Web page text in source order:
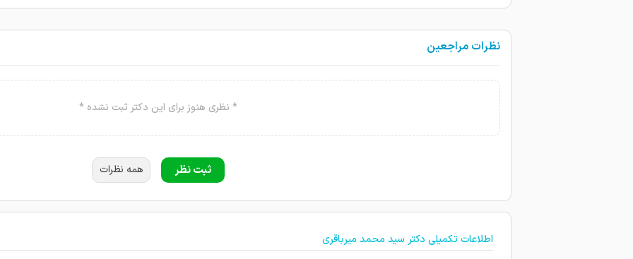
نظرات مراجعین
* نظری هنوز برای این دکتر ثبت نشده *
ثبت نظر همه نظرات
اطلاعات تکمیلی دکتر سید محمد میرباقری